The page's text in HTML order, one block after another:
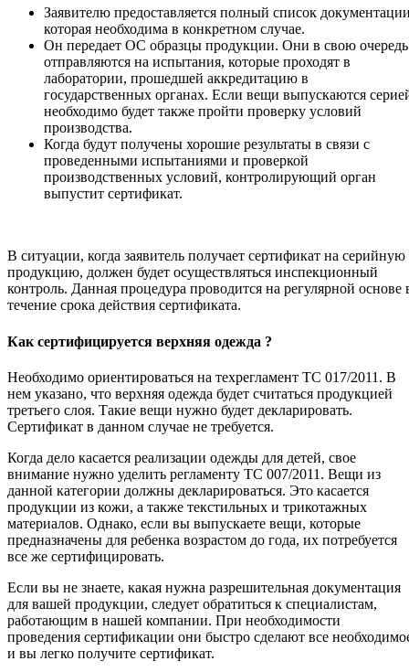
Заявителю предоставляется полный список
которая необходима в конкретном случае.
Он передает ОС образцы продукции. Они в свою очередь
отправляются на испытания, которые проходят в
лаборатории, прошедшей аккредитацию в
государственных органах. Если вещи выпускаются
необходимо будет также пройти проверку условий
производства.
Когда будут получены хорошие результаты в связи с
проведенными испытаниями и проверкой
производственных условий, контролирующий орган
выпустит сертификат.
В ситуации, когда заявитель получает сертификат на серийную
продукцию, должен будет осуществляться инспекционный
контроль. Данная процедура проводится на регулярной основе
течение срока действия сертификата.
Как сертифицируется верхняя одежда ?
Необходимо ориентироваться на техрегламент ТС 017/2011. В
нем указано, что верхняя одежда будет считаться продукцией
третьего слоя. Такие вещи нужно будет декларировать.
Сертификат в данном случае не требуется.
Когда дело касается реализации одежды для детей, свое
внимание нужно уделить регламенту ТС 007/2011. Вещи из
данной категории должны декларироваться. Это касается
продукции из кожи, а также текстильных и трикотажных
материалов. Однако, если вы выпускаете вещи, которые
предназначены для ребенка возрастом до года, их потребуется
все же сертифицировать.
Если вы не знаете, какая нужна разрешительная документация
для вашей продукции, следует обратиться к специалистам,
работающим в нашей компании. При необходимости
проведения сертификации они быстро сделают все
и вы легко получите сертификат.